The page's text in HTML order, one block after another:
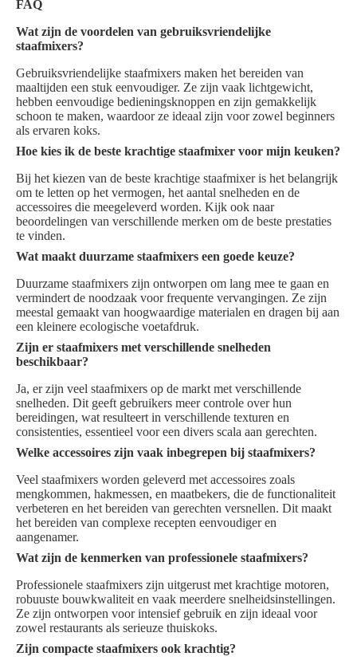
FAQ
Wat zijn de voordelen van gebruiksvriendelijke
staafmixers?
Gebruiksvriendelijke staafmixers maken het bereiden van
maaltijden een stuk eenvoudiger. Ze zijn vaak lichtgewicht,
hebben eenvoudige bedieningsknoppen en zijn gemakkelijk
schoon te maken, waardoor ze ideaal zijn voor zowel beginners
als ervaren koks.
Hoe kies ik de beste krachtige staafmixer voor mijn keuken?
Bij het kiezen van de beste krachtige staafmixer is het belangrijk
om te letten op het vermogen, het aantal snelheden en de
accessoires die meegeleverd worden. Kijk ook naar
beoordelingen van verschillende merken om de beste prestaties
te vinden.
Wat maakt duurzame staafmixers een goede keuze?
Duurzame staafmixers zijn ontworpen om lang mee te gaan en
vermindert de noodzaak voor frequente vervangingen. Ze zijn
meestal gemaakt van hoogwaardige materialen en dragen bij aan
een kleinere ecologische voetafdruk.
Zijn er staafmixers met verschillende snelheden
beschikbaar?
Ja, er zijn veel staafmixers op de markt met verschillende
snelheden. Dit geeft gebruikers meer controle over hun
bereidingen, wat resulteert in verschillende texturen en
consistenties, essentieel voor een divers scala aan gerechten.
Welke accessoires zijn vaak inbegrepen bij staafmixers?
Veel staafmixers worden geleverd met accessoires zoals
mengkommen, hakmessen, en maatbekers, die de functionaliteit
verbeteren en het bereiden van gerechten versnellen. Dit maakt
het bereiden van complexe recepten eenvoudiger en
aangenamer.
Wat zijn de kenmerken van professionele staafmixers?
Professionele staafmixers zijn uitgerust met krachtige motoren,
robuuste bouwkwaliteit en vaak meerdere snelheidsinstellingen.
Ze zijn ontworpen voor intensief gebruik en zijn ideaal voor
zowel restaurants als serieuze thuiskoks.
Zijn compacte staafmixers ook krachtig?